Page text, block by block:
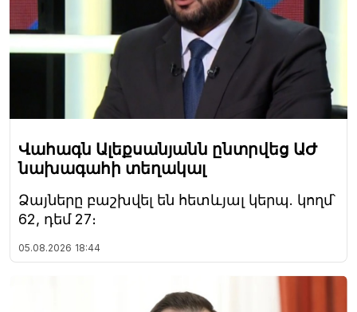
Վահագն Ալեքսանյանն ընտրվեց ԱԺ
նախագահի տեղակալ
Ձայները բաշխվել են հետևյալ կերպ. կողմ՝
62, դեմ 27։
05.08.2026 18:44